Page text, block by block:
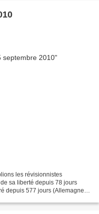
les révisionnistes
sa liberté depuis 78 jours
depuis 577 jours (Allemagne